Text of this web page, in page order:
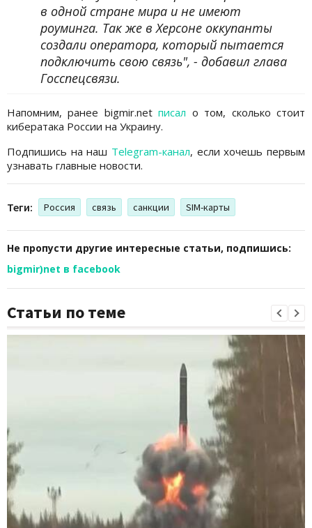
в одной стране мира и не имеют
роуминга. Так же в Херсоне оккупанты
создали оператора, который пытается
подключить свою связь", - добавил глава
Госспецсвязи.
Напомним, ранее bigmir.netписал о том, сколько стоит
кибератака России на Украину.
Подпишись на наш Telegram-канал, если хочешь первым
узнавать главные новости.
Теги: Россия связь санкции SIM-карты
Не пропусти другие интересные статьи, подпишись:
bigmir)net в facebook
Статьи по теме